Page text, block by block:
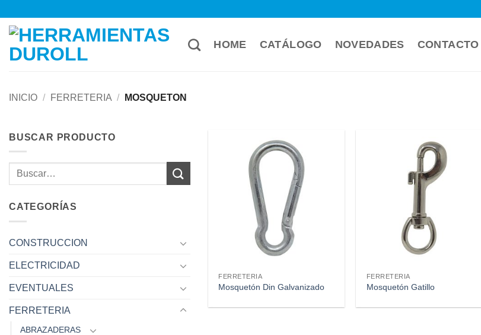
contenido
HOME CATÁLOGO NOVEDADES CONTACTO
INICIO / FERRETERIA / MOSQUETON
BUSCAR PRODUCTO
Buscar
CATEGORÍAS
CONSTRUCCION
ELECTRICIDAD
EVENTUALES
FERRETERIA
ABRAZADERAS
FERRETERIA
Mosquetón Din Galvanizado
FERRETERIA
Mosquetón Gatillo